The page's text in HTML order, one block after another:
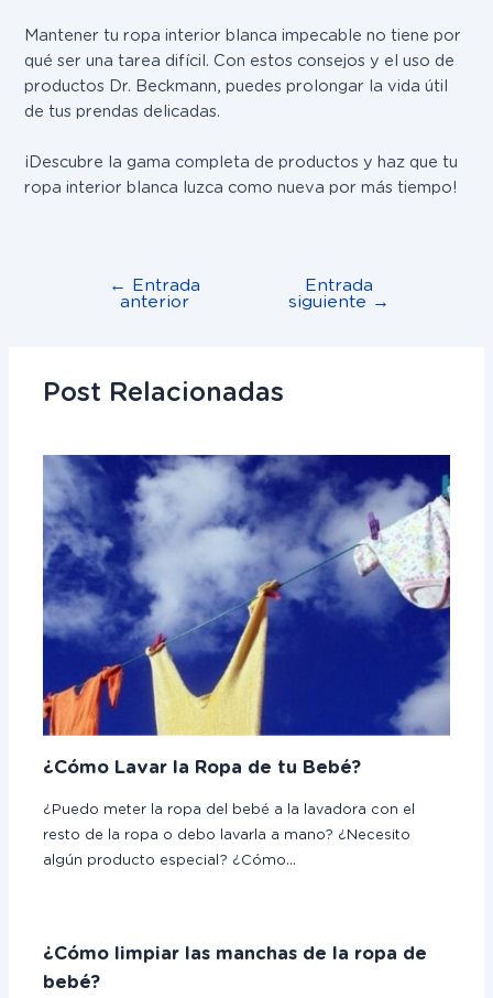
Mantener tu ropa interior blanca impecable no tiene por
qué ser una tarea difícil. Con estos consejos y el uso de
productos Dr. Beckmann, puedes prolongar la vida útil
de tus prendas delicadas.
¡Descubre la gama completa de productos y haz que tu
ropa interior blanca luzca como nueva por más tiempo!
← Entrada
anterior
Entrada
siguiente →
Post Relacionadas
¿Cómo Lavar la Ropa de tu Bebé?
¿Puedo meter la ropa del bebé a la lavadora con el
resto de la ropa o debo lavarla a mano? ¿Necesito
algún producto especial? ¿Cómo…
¿Cómo limpiar las manchas de la ropa de
bebé?